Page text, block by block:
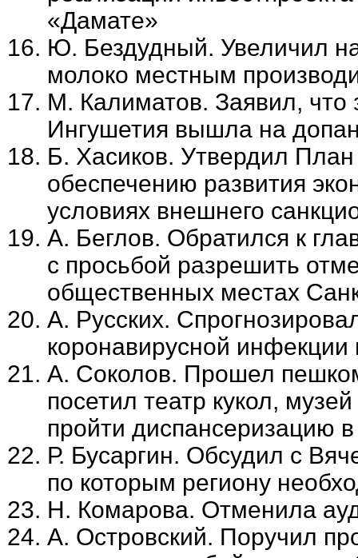
«Дамате»
Ю. Бездудный. Увеличил
молоко местным
М. Калиматов. Заявил, что
Ингушетия вышла на
Б. Хасиков. Утвердил
обеспечению развития
условиях внешнего
А. Беглов. Обратился к
с просьбой разрешить
общественных местах
А. Русских.
коронавирусной инфекции
А. Соколов. Прошел
посетил театр кукол,
пройти диспансеризацию
Р. Бусаргин. Обсудил с
по которым региону
Н. Комарова. Отменила
А. Островский. Поручил